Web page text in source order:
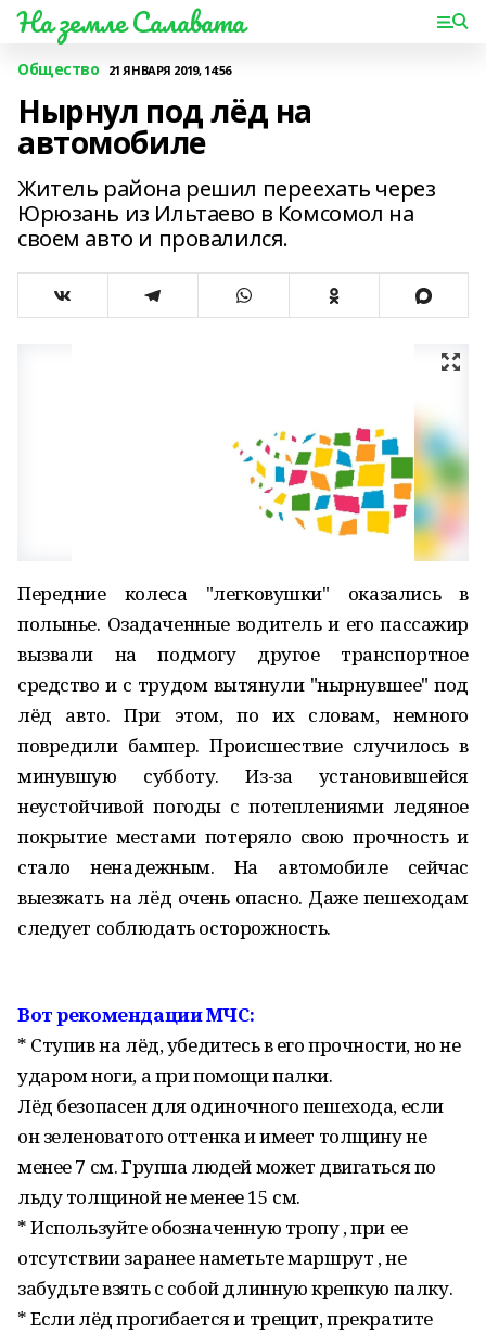
На земле Салавата
Общество 21 ЯНВАРЯ 2019, 14:56
Нырнул под лёд на
автомобиле
Житель района решил переехать через
Юрюзань из Ильтаево в Комсомол на
своем авто и провалился.
Передние колеса "легковушки" оказались в
полынье. Озадаченные водитель и его пассажир
вызвали на подмогу другое транспортное
средство и с трудом вытянули "нырнувшее" под
лёд авто. При этом, по их словам, немного
повредили бампер. Происшествие случилось в
минувшую субботу. Из-за установившейся
неустойчивой погоды с потеплениями ледяное
покрытие местами потеряло свою прочность и
стало ненадежным. На автомобиле сейчас
выезжать на лёд очень опасно. Даже пешеходам
следует соблюдать осторожность.
Вот рекомендации МЧС:
* Ступив на лёд, убедитесь в его прочности, но не
ударом ноги, а при помощи палки.
Лёд безопасен для одиночного пешехода, если
он зеленоватого оттенка и имеет толщину не
менее 7 см. Группа людей может двигаться по
льду толщиной не менее 15 см.
* Используйте обозначенную тропу , при ее
отсутствии заранее наметьте маршрут , не
забудьте взять с собой длинную крепкую палку.
* Если лёд прогибается и трещит, прекратите